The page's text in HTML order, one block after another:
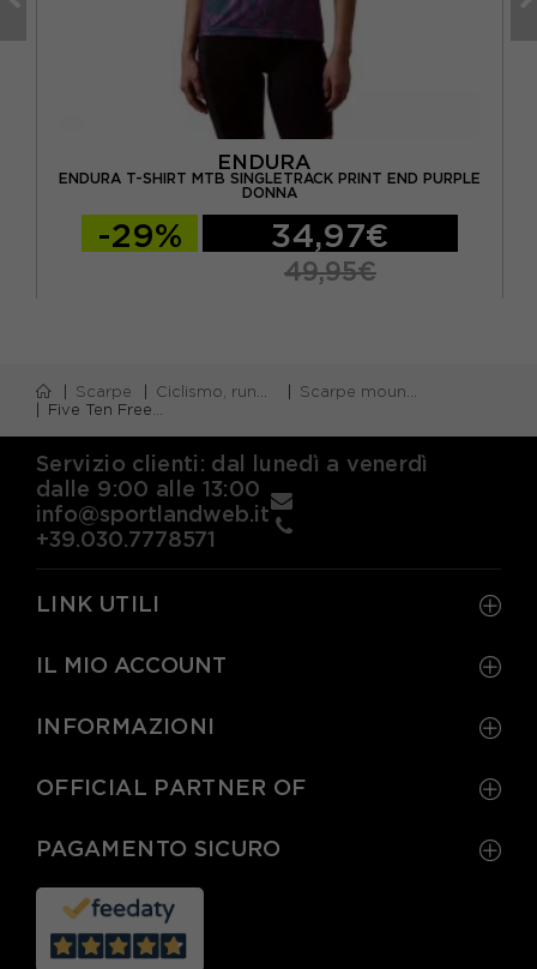
ENDURA
ENDURA T-SHIRT MTB SINGLETRACK PRINT END PURPLE
DONNA
-29% 34,97€
49,95€
Scarpe Ciclismo, running e piscina
Scarpe mountainbike
Five Ten Freerider Pro Brown - Scarpe Mtb Uomo
Servizio clienti: dal lunedì a venerdì
dalle 9:00 alle 13:00
info@sportlandweb.it
+39.030.7778571
LINK UTILI
IL MIO ACCOUNT
INFORMAZIONI
OFFICIAL PARTNER OF
PAGAMENTO SICURO